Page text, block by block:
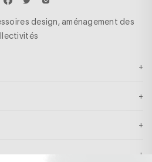
design, aménagement des